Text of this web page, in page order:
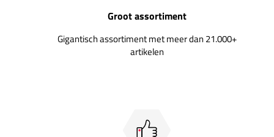
Groot assortiment
Gigantisch assortiment met meer dan 21.000+
artikelen